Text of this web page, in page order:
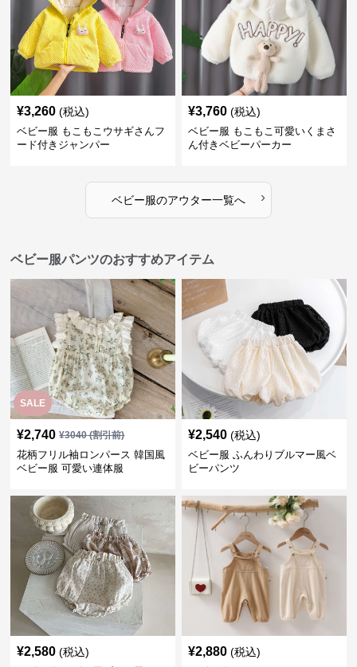
¥3,260 (税込)
ベビー服 もこもこウサギさんフ
ード付きジャンパー
¥3,760 (税込)
ベビー服 もこもこ可愛いくまさ
ん付きベビーパーカー
ベビー服のアウター一覧へ ›
ベビー服パンツのおすすめアイテム
SALE
¥2,740 ¥3040(割引前)
花柄フリル袖ロンパース 韓国風
ベビー服 可愛い連体服
¥2,540 (税込)
ベビー服 ふんわりブルマー風ベ
ビーパンツ
¥2,580 (税込) ¥2,880 (税込)